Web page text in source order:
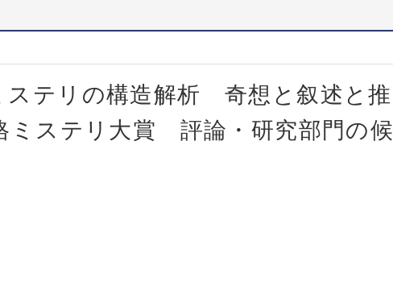
ステリの構造解析 奇想と叙述と推
ミステリ大賞 評論・研究部門の候